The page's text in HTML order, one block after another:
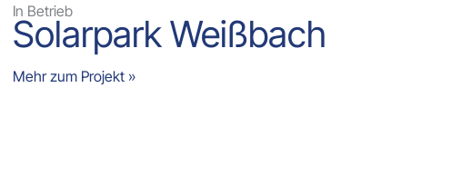
In Betrieb
Solarpark Weißbach
Mehr zum Projekt »